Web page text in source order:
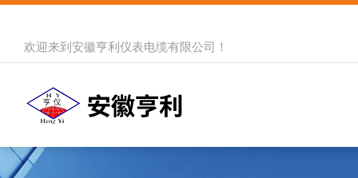
欢迎来到 安徽亨利仪表电缆有限公司 ！